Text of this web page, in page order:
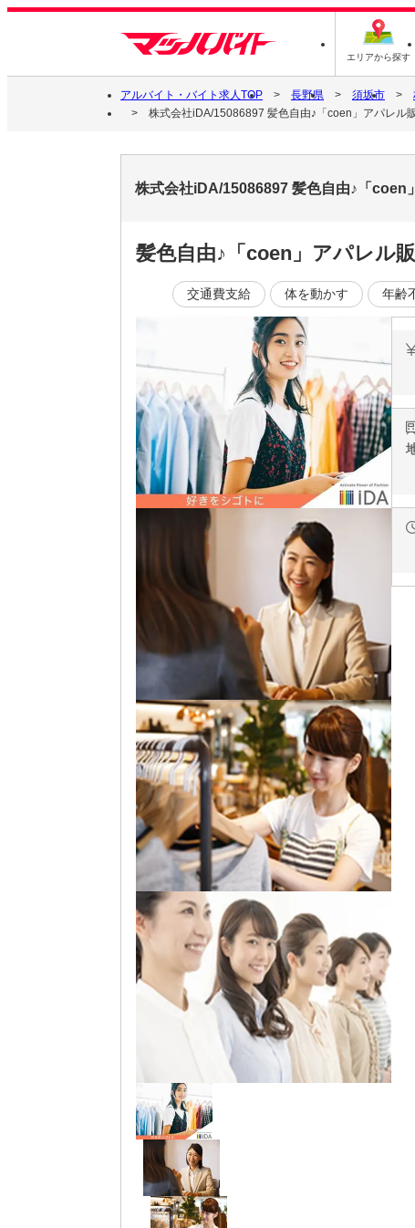
エリアから探す
アルバイト・バイト求人TOP 長野県 須坂市
株式会社iDA/15086897 髪色自由♪「coen」アパレル
株式会社iDA/15086897 髪色自由♪「coen
髪色自由♪「coen」アパレル
交通費支給 体を動かす 年齢